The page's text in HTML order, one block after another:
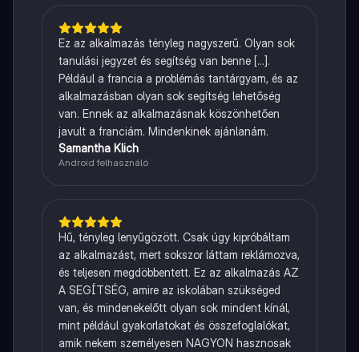
Ez az alkalmazás tényleg nagyszerű. Olyan sok
tanulási jegyzet és segítség van benne [...].
Például a francia a problémás tantárgyam, és az
alkalmazásban olyan sok segítség lehetőség
van. Ennek az alkalmazásnak köszönhetően
javult a franciám. Mindenkinek ajánlanám.
Samantha Klich
Android felhasználó
Hű, tényleg lenyűgözött. Csak úgy kipróbáltam
az alkalmazást, mert sokszor láttam reklámozva,
és teljesen megdöbbentett. Ez az alkalmazás AZ
A SEGÍTSÉG, amire az iskolában szükséged
van, és mindenekelőtt olyan sok mindent kínál,
mint például gyakorlatokat és összefoglalókat,
amik nekem személyesen NAGYON hasznosak